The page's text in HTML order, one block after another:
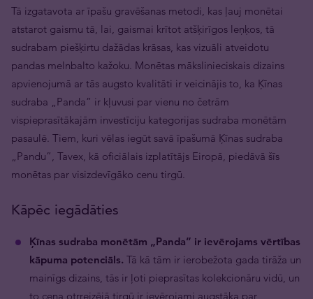
Tā izgatavota ar īpašu gravēšanas metodi, kas ļauj monētai
atstarot gaismu tā, lai, gaismai krītot atšķirīgos leņķos, tā
sudrabam piešķirtu dažādas krāsas, kas vizuāli atveidotu
pandas melnbalto kažoku. Monētas mākslinieciskais dizains
apvienojumā ar tās augsto kvalitāti ir veicinājis to, ka Ķīnas
sudraba „Panda” ir kļuvusi par vienu no četrām
vispieprasītākajām investīciju kategorijas sudraba monētām
pasaulē. Tiem, kuri vēlas iegūt savā īpašumā Ķīnas sudraba
„Pandu”, Tavex, kā oficiālais izplatītājs Eiropā, piedāvā šīs
monētas par visizdevīgāko cenu tirgū.
Kāpēc iegādāties
Ķīnas sudraba monētām „Panda” ir ievērojams vērtības
kāpuma potenciāls. Tā kā tām ir ierobežota gada tirāža un
mainīgs dizains, tās ir ļoti pieprasītas kolekcionāru vidū, un
to cena otrreizējā tirgū ir ievērojami augstāka par